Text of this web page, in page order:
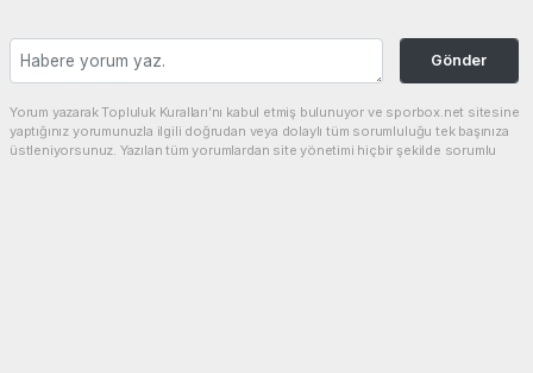
Gönder
Yorum yazarak Topluluk Kuralları’nı kabul etmiş bulunuyor ve sporbox.net sitesine
yaptığınız yorumunuzla ilgili doğrudan veya dolaylı tüm sorumluluğu tek başınıza
üstleniyorsunuz. Yazılan tüm yorumlardan site yönetimi hiçbir şekilde sorumlu